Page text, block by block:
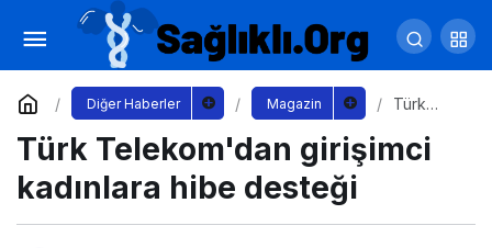
Diğer Haberler Magazin
Türk
dan
girişimci
Türk Telekom'dan girişimci
kadınlara hibe desteği
Katar Balon Festivali 2023 Görselleri
Yorum Yap Paylaş